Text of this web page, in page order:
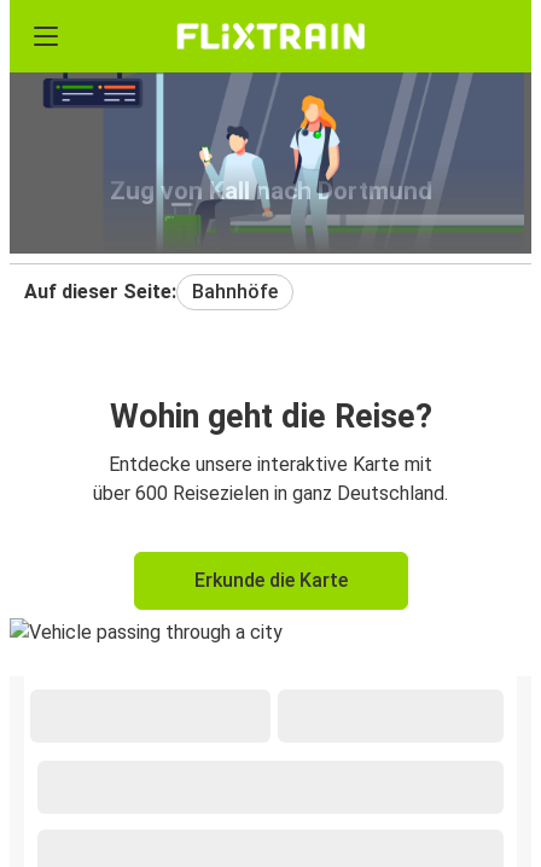
Zug von Kall nach Dortmund
Auf dieser Seite: Bahnhöfe
Wohin geht die Reise?
Entdecke unsere interaktive Karte mit
über 600 Reisezielen in ganz Deutschland.
Erkunde die Karte